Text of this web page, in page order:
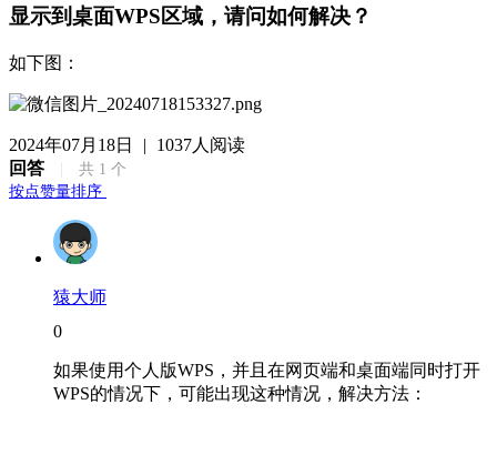
显示到桌面WPS区域，请问如何解决？
如下图：
2024年07月18日 |
1037人阅读
回答
共 1 个
按点赞量排序
猿大师
0
如果使用个人版WPS，并且在网页端和桌面端同时打开
WPS的情况下，可能出现这种情况，解决方法：